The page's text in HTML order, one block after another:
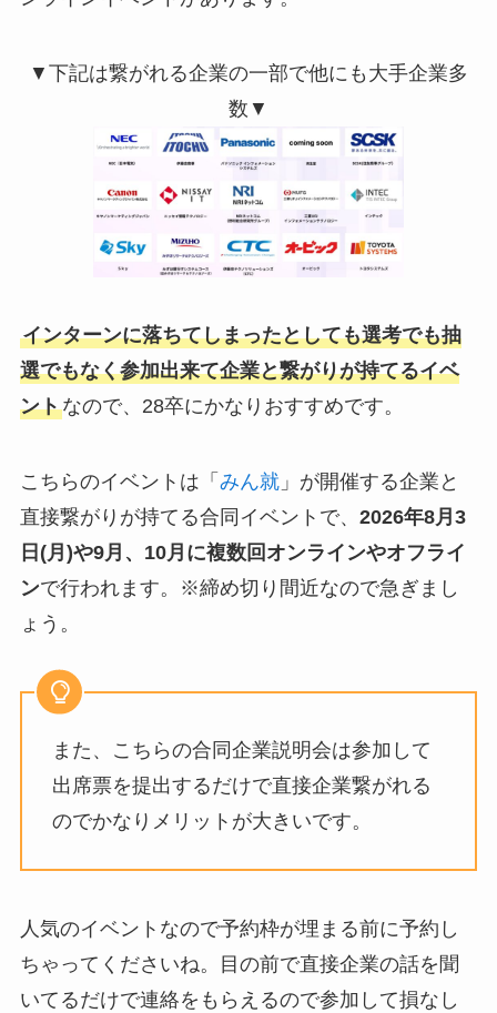
▼下記は繋がれる企業の一部で他にも大手企業多
数▼
インターンに落ちてしまったとしても選考でも抽
選でもなく参加出来て企業と繋がりが持てるイベ
ントなので、28卒にかなりおすすめです。
こちらのイベントは「 みん就」が開催する企業と
直接繋がりが持てる合同イベントで、 2026年8月3
日(月)や9月、10月 に複数回オンラインやオフライ
ンで行われます。※締め切り間近なので急ぎまし
ょう。
また、こちらの合同企業説明会は参加して
出席票を提出するだけで直接企業繋がれる
のでかなりメリットが大きいです。
人気のイベントなので予約枠が埋まる前に予約し
ちゃってくださいね。目の前で直接企業の話を聞
いてるだけで連絡をもらえるので参加して損なし